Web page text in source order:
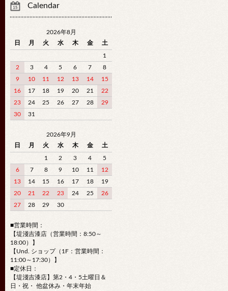
Calendar
2026年8月
日
月 火 水 木 金 土
1
2
3 4 5 6 7
8
9
10 11 12 13 14
15
16
17 18 19 20 21
22
23
24 25 26 27 28
29
30
31
2026年9月
日
月 火 水 木 金 土
1 2 3 4
5
6
7 8 9 10 11
12
13
14 15 16 17 18
19
20
21 22 23 24 25
26
27
28 29 30
■営業時間：
【堤淺吉漆店（営業時間：8:50～
18:00）】
【Und. ショップ（1F：営業時間：
11:00～17:30）】
■定休日：
【堤淺吉漆店】第2・4・5土曜日＆
日・祝・ 他盆休み・年末年始